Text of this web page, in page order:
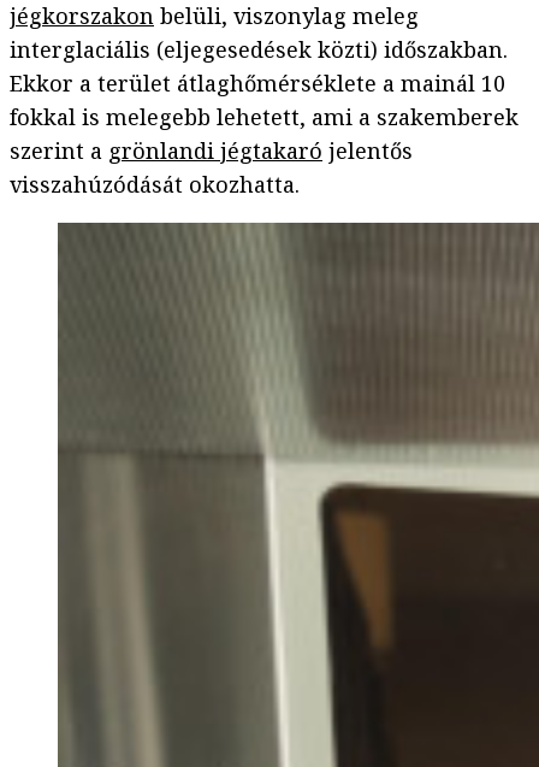
jégkorszakon belüli, viszonylag meleg
interglaciális (eljegesedések közti) időszakban.
Ekkor a terület átlaghőmérséklete a mainál 10
fokkal is melegebb lehetett, ami a szakemberek
szerint a grönlandi jégtakaró jelentős
visszahúzódását okozhatta.